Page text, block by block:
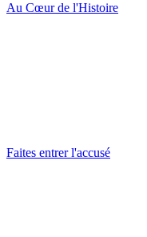
Au Cœur de l'Histoire
Faites entrer l'accusé